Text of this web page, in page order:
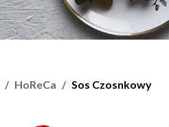
HoReCa Sos Czosnkowy